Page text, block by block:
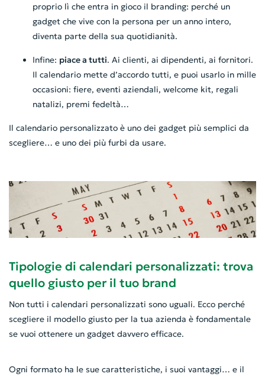
proprio lì che entra in gioco il branding: perché un
gadget che vive con la persona per un anno intero,
diventa parte della sua quotidianità.
Infine: piace a tutti. Ai clienti, ai dipendenti, ai fornitori.
Il calendario mette d’accordo tutti, e puoi usarlo in mille
occasioni: fiere, eventi aziendali, welcome kit, regali
natalizi, premi fedeltà…
Il calendario personalizzato è uno dei gadget più semplici da
scegliere… e uno dei più furbi da usare.
Tipologie di calendari personalizzati: trova
quello giusto per il tuo brand
Non tutti i calendari personalizzati sono uguali. Ecco perché
scegliere il modello giusto per la tua azienda è fondamentale
se vuoi ottenere un gadget davvero efficace.
Ogni formato ha le sue caratteristiche, i suoi vantaggi… e il